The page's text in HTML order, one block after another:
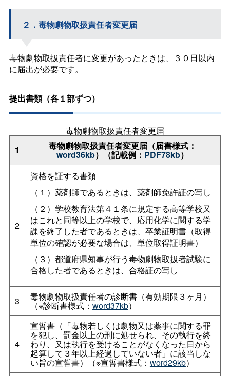
２．毒物劇物取扱責任者変更届
毒物劇物取扱責任者に変更があったときは、３０日以内
に届出が必要です。
提出書類（各１部ずつ）
毒物劇物取扱責任者変更届
1
毒物劇物取扱責任者変更届（届書様式：
word36kb）（記載例： PDF78kb）
2
資格を証する書類
（１）薬剤師であるときは、薬剤師免許証の写し
（２）学校教育法第４１条に規定する高等学校又
はこれと同等以上の学校で、応用化学に関する学
課を終了した者であるときは、卒業証明書（取得
単位の確認が必要な場合は、単位取得証明書）
（３）都道府県知事が行う毒物劇物取扱者試験に
合格した者であるときは、合格証の写し
3 毒物劇物取扱責任者の診断書（有効期限３ヶ月）
（※診断書様式： word37kb）
4
宣誓書（「毒物若しくは劇物又は薬事に関する罪
を犯し、罰金以上の刑に処せられ、その執行を終
わり、又は執行を受けることがなくなった日から
起算して３年以上経過していない者」に該当しな
い旨の宣誓書）（※宣誓書様式： word29kb）